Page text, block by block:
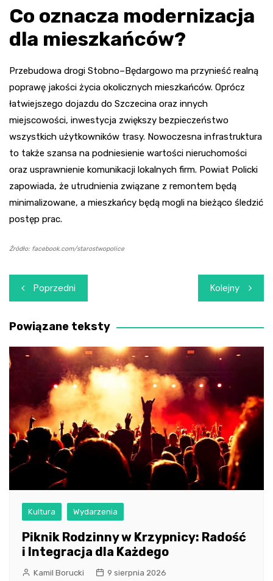
Co oznacza modernizacja
dla mieszkańców?
Przebudowa drogi Stobno–Będargowo ma przynieść realną
poprawę jakości życia okolicznych mieszkańców. Oprócz
łatwiejszego dojazdu do Szczecina oraz innych
miejscowości, inwestycja zwiększy bezpieczeństwo
wszystkich użytkowników trasy. Nowoczesna infrastruktura
to także szansa na podniesienie wartości nieruchomości
oraz usprawnienie komunikacji lokalnych firm. Powiat Policki
zapowiada, że utrudnienia związane z remontem będą
minimalizowane, a mieszkańcy będą mogli na bieżąco śledzić
postęp prac.
Źródło: facebook.com/starostwopolice
Nawigacja
wpisu
Poprzedni Kolejny
Powiązane teksty
Kultura Wydarzenia
Piknik Rodzinny w Krzypnicy: Radość
i Integracja dla Każdego
Kamil Borucki 9 sierpnia 2026